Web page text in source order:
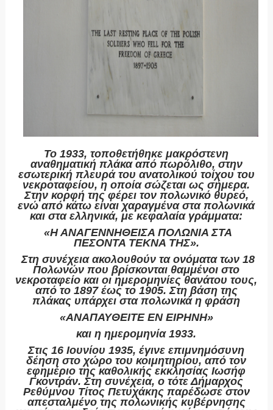
Το 1933, τοποθετήθηκε μακρόστενη
αναθηματική πλάκα από πωρόλιθο, στην
εσωτερική πλευρά του ανατολικού τοίχου του
νεκροταφείου, η οποία σώζεται ως σήμερα.
Στην κορφή της φέρει τον πολωνικό θυρεό,
ενώ από κάτω είναι χαραγμένα στα πολωνικά
και στα ελληνικά, με κεφαλαία γράμματα:
«Η ΑΝΑΓΕΝΝΗΘΕΙΣΑ ΠΟΛΩΝΙΑ ΣΤΑ
ΠΕΣΟΝΤΑ ΤΕΚΝΑ ΤΗΣ».
Στη συνέχεια ακολουθούν τα ονόματα των 18
Πολωνών που βρίσκονται θαμμένοι στο
νεκροταφείο και οι ημερομηνίες θανάτου τους,
από το 1897 έως το 1905. Στη βάση της
πλάκας υπάρχει στα πολωνικά η φράση
«ΑΝΑΠΑΥΘΕΙΤΕ ΕΝ ΕΙΡΗΝΗ»
και η ημερομηνία 1933.
Στις 16 Ιουνίου 1935, έγινε επιμνημόσυνη
δέηση στο χώρο του κοιμητηρίου, από τον
εφημέριο της καθολικής εκκλησίας Ιωσήφ
Γκοντράν. Στη συνέχεια, ο τότε Δήμαρχος
Ρεθύμνου Τίτος Πετυχάκης παρέδωσε στον
απεσταλμένο της πολωνικής κυβέρνησης